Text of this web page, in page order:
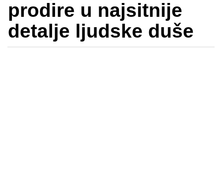
prodire u najsitnije
detalje ljudske duše